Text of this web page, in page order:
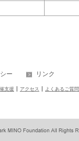
ー リンク
支援 アクセス
よくあるご質問